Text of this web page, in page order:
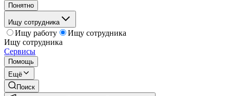
Понятно
Ищу сотрудника
Ищу работу
Ищу сотрудника
Ищу сотрудника
Сервисы
Помощь
Ещё
Поиск